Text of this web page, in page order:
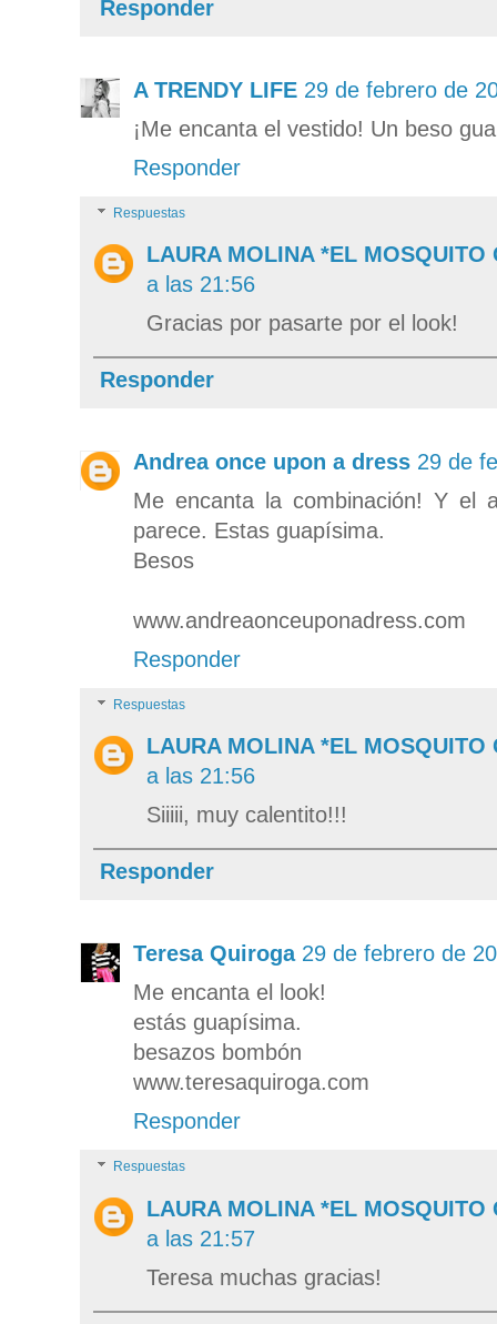
Responder
A TRENDY LIFE 29 de febrero de
¡Me encanta el vestido! Un beso
Responder
Respuestas
LAURA MOLINA *EL MOSQUITO
a las 21:56
Gracias por pasarte por el look!
Responder
Andrea once upon a dress 29 de
Me encanta la combinación! Y el
parece. Estas guapísima.
Besos
www.andreaonceuponadress.com
Responder
Respuestas
LAURA MOLINA *EL MOSQUITO
a las 21:56
Siiiii, muy calentito!!!
Responder
Teresa Quiroga 29 de febrero de
Me encanta el look!
estás guapísima.
besazos bombón
www.teresaquiroga.com
Responder
Respuestas
LAURA MOLINA *EL MOSQUITO
a las 21:57
Teresa muchas gracias!